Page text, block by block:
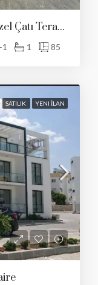
Alsancak Bölgesinde Satılık Özel Çatı Teraslı Ve Ortak Havuzlu Daire
1 85
SATILIK YENI İLAN